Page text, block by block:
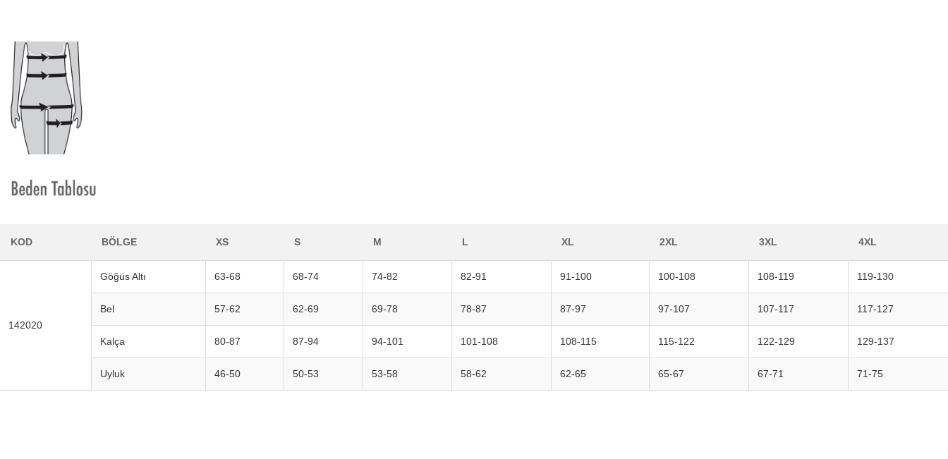
KOD BÖLGE XS S M L XL 2XL 3XL 4XL
142020
Göğüs Altı 63-68 68-74 74-82 82-91 91-100 100-108 108-119 119-130
Bel 57-62 62-69 69-78 78-87 87-97 97-107 107-117 117-127
Kalça 80-87 87-94 94-101 101-108 108-115 115-122 122-129 129-137
Uyluk 46-50 50-53 53-58 58-62 62-65 65-67 67-71 71-75